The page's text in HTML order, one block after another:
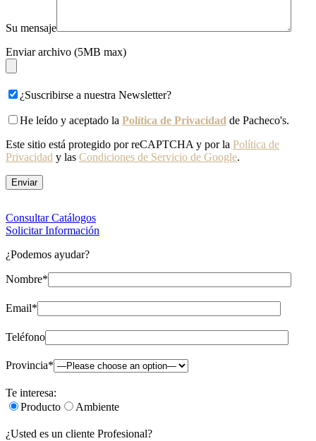
Su mensaje
Enviar archivo (5MB max)
¿Suscribirse a nuestra Newsletter?
He leído y aceptado la Política de Privacidad de Pacheco's.
Este sitio está protegido por reCAPTCHA y por la Política de
Privacidad y las Condiciones de Servicio de Google.
Consultar Catálogos
Solicitar Información
¿Podemos ayudar?
Nombre*
Email*
Teléfono
Provincia*
Te interesa:
Producto
Ambiente
¿Usted es un cliente Profesional?